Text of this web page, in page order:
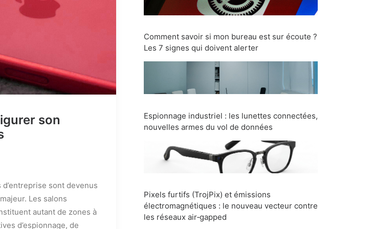
son
sont devenus
Les salons
autant de zones à
d’espionnage, de
Comment savoir si mon bureau est sur écoute ?
Les 7 signes qui doivent alerter
Espionnage industriel : les lunettes connectées,
nouvelles armes du vol de données
Pixels furtifs (TrojPix) et émissions
électromagnétiques : le nouveau vecteur contre
les réseaux air‑gapped